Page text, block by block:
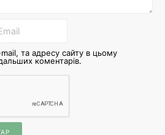
та адресу сайту в цьому
коментарів.